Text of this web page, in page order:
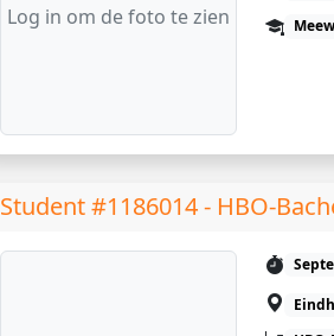
Log in om de foto te zien
Student #1186014 - HBO-